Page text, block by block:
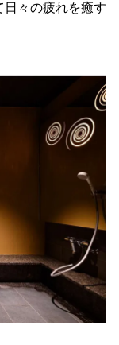
日々の疲れを癒す